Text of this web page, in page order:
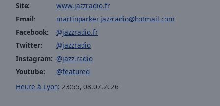
Font
Edge
Site:
www.jazzradio.fr
Email:
martinparker.jazzradio@hotmail.com
Facebook:
@jazzradio.fr
Twitter:
@jazzradio
Instagram: @jazz.radio
Youtube:
@featured
Heure à Lyon: 23:55, 08.07.2026